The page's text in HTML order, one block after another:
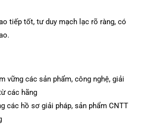
tiếp tốt, tư duy mạch lạc rõ ràng, có
vững các sản phẩm, công nghệ, giải
các hãng
các hồ sơ giải pháp, sản phẩm CNTT